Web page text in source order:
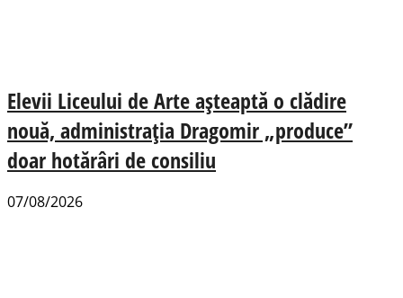
Elevii Liceului de Arte așteaptă o clădire
nouă, administrația Dragomir „produce”
doar hotărâri de consiliu
07/08/2026